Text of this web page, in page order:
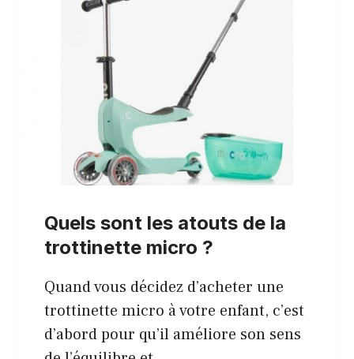
Quels sont les atouts de la
trottinette micro ?
Quand vous décidez d’acheter une
trottinette micro à votre enfant, c’est
d’abord pour qu’il améliore son sens